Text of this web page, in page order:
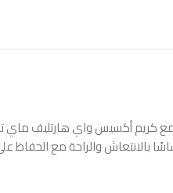
كريم أكسيس واي هارتليف ماي
بالانتعاش والراحة مع الحفاظ